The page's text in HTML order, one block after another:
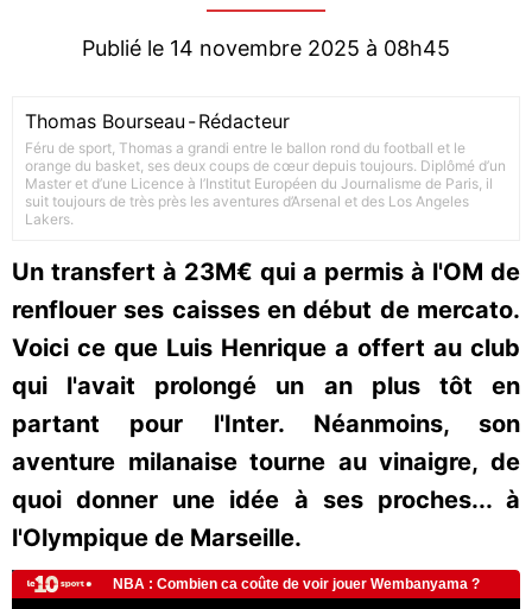
Publié le 14 novembre 2025 à 08h45
Thomas Bourseau -Rédacteur
Féru de sport, Thomas a grandi entre le ballon rond du football et le
orange du basket, ses deux coups de cœur depuis toujours. Diplômé d’un
Master et d’une Licence à l’Institut Européen du Journalisme de Paris, il
suit toujours de très près les aventures d’Arsenal et des Los Angeles
Lakers.
Un transfert à 23M€ qui a permis à l'OM de
renflouer ses caisses en début de mercato.
Voici ce que Luis Henrique a offert au club
qui l'avait prolongé un an plus tôt en
partant pour l'Inter. Néanmoins, son
aventure milanaise tourne au vinaigre, de
quoi donner une idée à ses proches... à
l'Olympique de Marseille.